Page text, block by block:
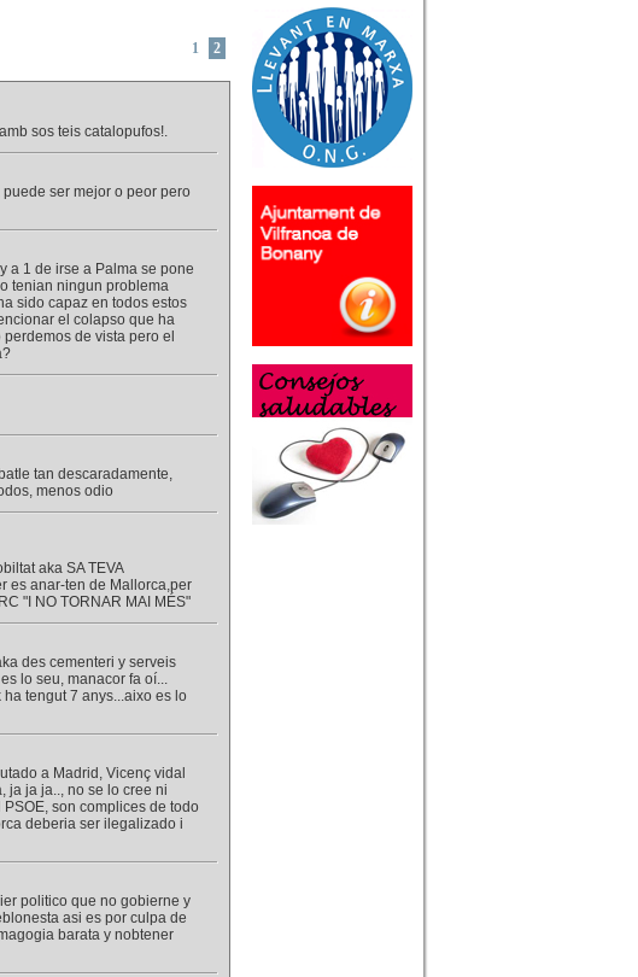
1 2
sos teis catalopufos!.
ser mejor o peor pero
a 1 de irse a Palma se pone
tenian ningun problema
sido capaz en todos estos
el colapso que ha
de vista pero el
tan descaradamente,
menos odio
aka SA TEVA
es anar-ten de Mallorca,per
"I NO TORNAR MAI MÉS"
des cementeri y serveis
lo seu, manacor fa oí...
tengut 7 anys...aixo es lo
a Madrid, Vicenç vidal
ja ja ja.., no se lo cree ni
son complices de todo
deberia ser ilegalizado i
politico que no gobierne y
asi es por culpa de
barata y nobtener